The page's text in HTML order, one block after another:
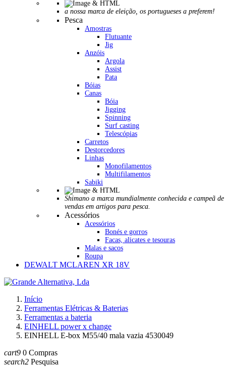
a nossa marca de eleição, os portugueses a preferem!
Pesca
Amostras
Flutuante
Jig
Anzóis
Argola
Assist
Pata
Bóias
Canas
Bóia
Jigging
Spinning
Surf casting
Telescópias
Carretos
Destorcedores
Linhas
Monofilamentos
Multifilamentos
Sabiki
Shimano a marca mundialmente conhecida e campeã de
vendas em artigos para pesca.
Acessórios
Acessórios
Bonés e gorros
Facas, alicates e tesouras
Malas e sacos
Roupa
DEWALT MCLAREN XR 18V
Início
Ferramentas Elétricas & Baterias
Ferramentas a bateria
EINHELL power x change
EINHELL E-box M55/40 mala vazia 4530049
cart9 0 Compras
search2 Pesquisa